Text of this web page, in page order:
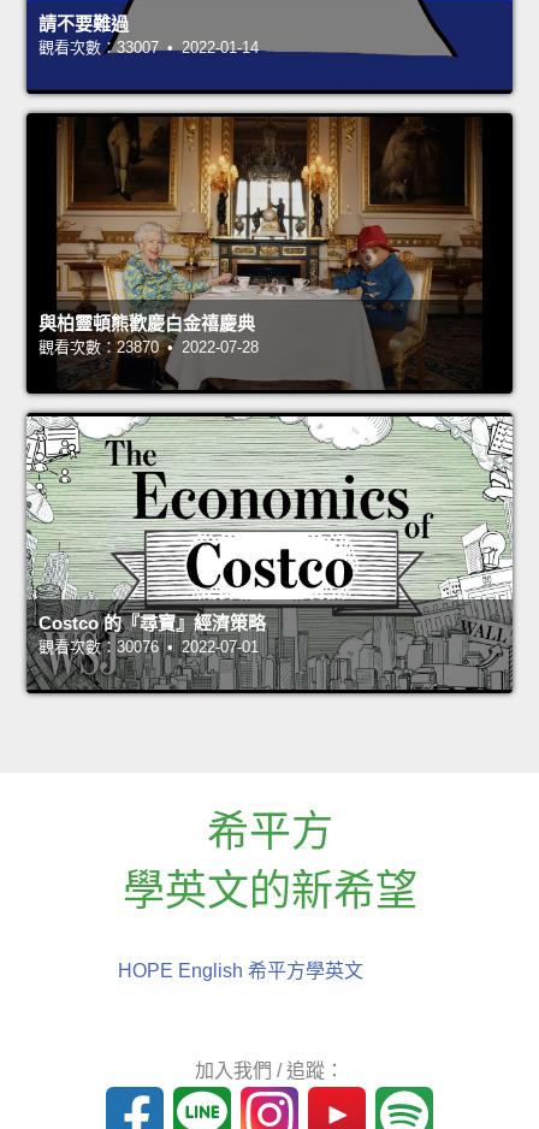
請不要難過
觀看次數：33007 • 2022-01-14
與柏靈頓熊歡慶白金禧慶典
觀看次數：23870 • 2022-07-28
Costco 的『尋寶』經濟策略
觀看次數：30076 • 2022-07-01
希平方
學英文的新希望
HOPE English 希平方學英文
加入我們 / 追蹤：